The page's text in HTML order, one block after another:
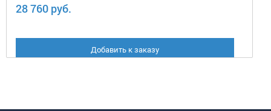
28 760 руб.
Добавить к заказу